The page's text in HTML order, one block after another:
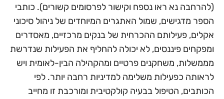
(להרחבה נא ראו נספח וקישור לפרסומים קשורים). כותבי
הספר מדגישים, שמול האתגרים המיוחדים של ניהול סיכוני
אקלים, פעילותם ההכרחית של בנקים מרכזיים, מאסדרים
ומפקחים פיננסים, לא יכולה להחליף את הפעילות שנדרשת
מממשלות, משחקנים פרטיים ומהקהילה הבין-לאומית ויש
לראותה כפעילות משלימה למדיניות רחבה יותר. לפי
הכותבים, הטיפול בבעיה קולקטיבית ומורכבת זו מחייב